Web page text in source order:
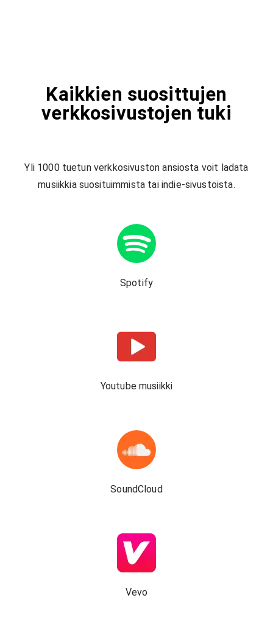
Kaikkien suosittujen
verkkosivustojen tuki
Yli 1000 tuetun verkkosivuston ansiosta voit ladata
musiikkia suosituimmista tai indie-sivustoista.
Spotify
Youtube musiikki
SoundCloud
Vevo